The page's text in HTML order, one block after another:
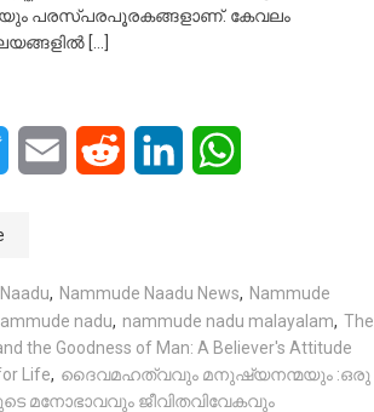
പരസ്പരപൂരകങ്ങളാണ്. കേവലം
[…]
Twitter Email Reddit LinkedIn
, Nammude Naadu News, Nammude
nadu, nammude nadu malayalam, The
the Goodness of Man: A Believer's Attitude
Life, ദൈവമഹത്വവും മനുഷ്യനന്മയും :ഒരു
മനോഭാവവും ജീവിതവിവേകവും